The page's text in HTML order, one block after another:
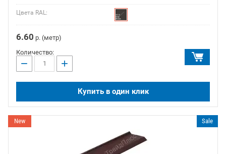
Цвета RAL:
6.60 р. (метр)
Количество:
− +
Купить в один клик
New Sale